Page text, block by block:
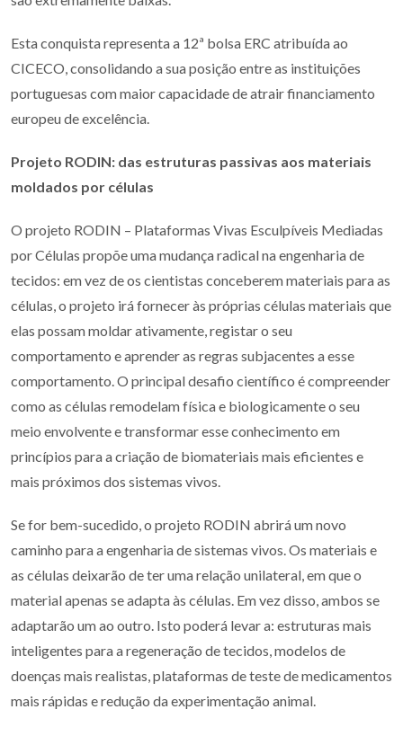
Esta conquista representa a 12ª bolsa ERC atribuída ao
CICECO, consolidando a sua posição entre as instituições
portuguesas com maior capacidade de atrair financiamento
europeu de excelência.
Projeto RODIN: das estruturas passivas aos materiais
moldados por células
O projeto RODIN – Plataformas Vivas Esculpíveis Mediadas
por Células propõe uma mudança radical na engenharia de
tecidos: em vez de os cientistas conceberem materiais para as
células, o projeto irá fornecer às próprias células materiais que
elas possam moldar ativamente, registar o seu
comportamento e aprender as regras subjacentes a esse
comportamento. O principal desafio científico é compreender
como as células remodelam física e biologicamente o seu
meio envolvente e transformar esse conhecimento em
princípios para a criação de biomateriais mais eficientes e
mais próximos dos sistemas vivos.
Se for bem-sucedido, o projeto RODIN abrirá um novo
caminho para a engenharia de sistemas vivos. Os materiais e
as células deixarão de ter uma relação unilateral, em que o
material apenas se adapta às células. Em vez disso, ambos se
adaptarão um ao outro. Isto poderá levar a: estruturas mais
inteligentes para a regeneração de tecidos, modelos de
doenças mais realistas, plataformas de teste de medicamentos
mais rápidas e redução da experimentação animal.